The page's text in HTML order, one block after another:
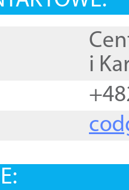
i